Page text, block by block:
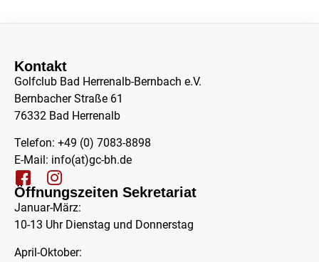
Kontakt
Golfclub Bad Herrenalb-Bernbach e.V.
Bernbacher Straße 61
76332 Bad Herrenalb
Telefon: +49 (0) 7083-8898
E-Mail: info(at)gc-bh.de
Öffnungszeiten Sekretariat
Januar-März:
10-13 Uhr Dienstag und Donnerstag
April-Oktober: